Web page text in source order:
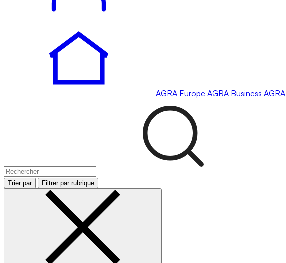
AGRA Europe AGRA Business AGRA
Trier par Filtrer par rubrique